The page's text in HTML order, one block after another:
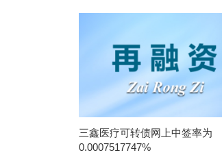
三鑫医疗可转债网上中签率为
0.0007517747%